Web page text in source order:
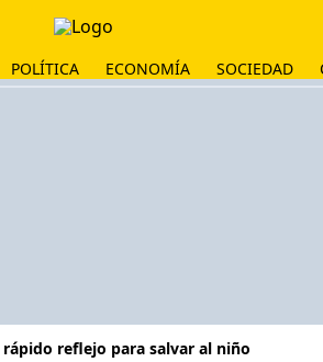
POLÍTICA ECONOMÍA SOCIEDAD
reflejo para salvar al niño